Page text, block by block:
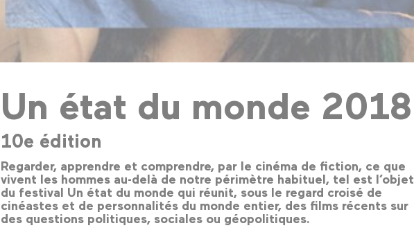
Un état du monde 2018
10e édition
Regarder, apprendre et comprendre, par le cinéma de fiction, ce que
vivent les hommes au-delà de notre périmètre habituel, tel est l’objet
du festival Un état du monde qui réunit, sous le regard croisé de
cinéastes et de personnalités du monde entier, des films récents sur
des questions politiques, sociales ou géopolitiques.